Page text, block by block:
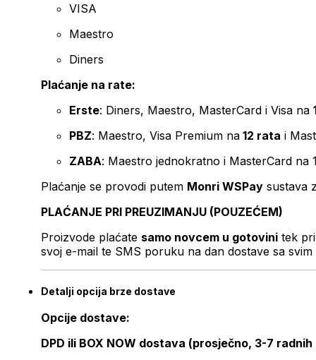
VISA
Maestro
Diners
Plaćanje na rate:
Erste: Diners, Maestro, MasterCard i Visa na
PBZ: Maestro, Visa Premium na 12 rata i
ZABA: Maestro jednokratno i MasterCard na
Plaćanje se provodi putem Monri WSPay sustava
PLAĆANJE PRI PREUZIMANJU (POUZEĆEM)
Proizvode plaćate samo novcem u gotovini tek
svoj e-mail te SMS poruku na dan dostave sa svim
Detalji opcija brze dostave
Opcije dostave:
DPD ili BOX NOW dostava (prosječno, 3-7 radnih